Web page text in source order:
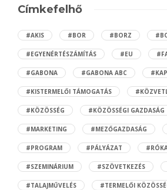
Címkefelhő
#AKIS #BOR #BORZ
#EGYENÉRTÉSZÁMÍTÁS #EU
#GABONA #GABONA ABC #KAP
#KISTERMELŐI TÁMOGATÁS
#KÖZÖSSÉG #KÖZÖSSÉGI GAZDASÁG
#MARKETING #MEZŐGAZDASÁG
#PROGRAM #PÁLYÁZAT
#SZEMINÁRIUM #SZÖVETKEZÉS
#TALAJMŰVELÉS #TERMELŐI